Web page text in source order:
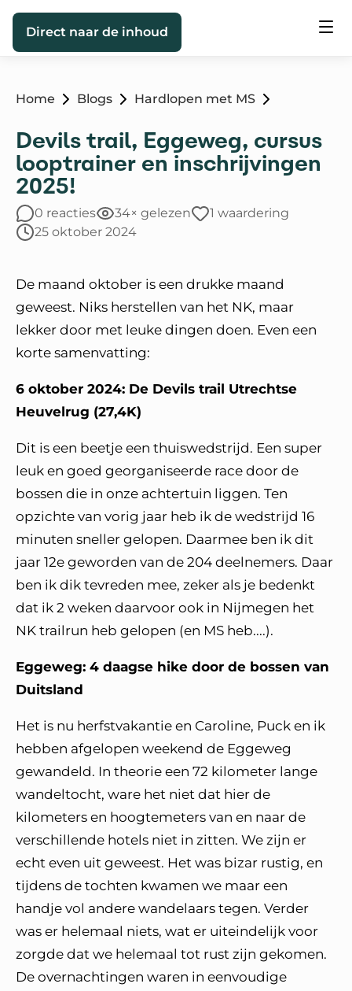
Direct naar de inhoud
Home Blogs Hardlopen met MS
Devils trail, Eggeweg, cursus
looptrainer en inschrijvingen
2025!
0 reacties 34× gelezen
1 waardering
25 oktober 2024
De maand oktober is een drukke maand
geweest. Niks herstellen van het NK, maar
lekker door met leuke dingen doen. Even een
korte samenvatting:
6 oktober 2024: De Devils trail Utrechtse
Heuvelrug (27,4K)
Dit is een beetje een thuiswedstrijd. Een super
leuk en goed georganiseerde race door de
bossen die in onze achtertuin liggen. Ten
opzichte van vorig jaar heb ik de wedstrijd 16
minuten sneller gelopen. Daarmee ben ik dit
jaar 12e geworden van de 204 deelnemers. Daar
ben ik dik tevreden mee, zeker als je bedenkt
dat ik 2 weken daarvoor ook in Nijmegen het
NK trailrun heb gelopen (en MS heb....).
Eggeweg: 4 daagse hike door de bossen van
Duitsland
Het is nu herfstvakantie en Caroline, Puck en ik
hebben afgelopen weekend de Eggeweg
gewandeld. In theorie een 72 kilometer lange
wandeltocht, ware het niet dat hier de
kilometers en hoogtemeters van en naar de
verschillende hotels niet in zitten. We zijn er
echt even uit geweest. Het was bizar rustig, en
tijdens de tochten kwamen we maar een
handje vol andere wandelaars tegen. Verder
was er helemaal niets, wat er uiteindelijk voor
zorgde dat we helemaal tot rust zijn gekomen.
De overnachtingen waren in eenvoudige